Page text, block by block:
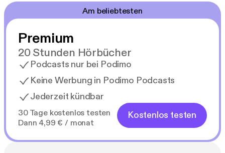
Am beliebtesten
Premium
20 Stunden Hörbücher
Podcasts nur bei Podimo
Keine Werbung in Podimo Podcasts
Jederzeit kündbar
30 Tage kostenlos testen
Dann 4,99 € / monat
Kostenlos testen